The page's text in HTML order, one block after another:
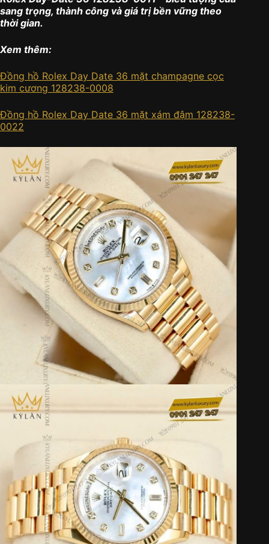
sang trọng, thành công và giá trị bền vững theo
thời gian.
Xem thêm:
Đồng hồ Rolex Day Date 36 mặt champagne cọc
kim cương 128238-0008
Đồng hồ Rolex Day Date 36 mặt xám đậm 128238-
0022